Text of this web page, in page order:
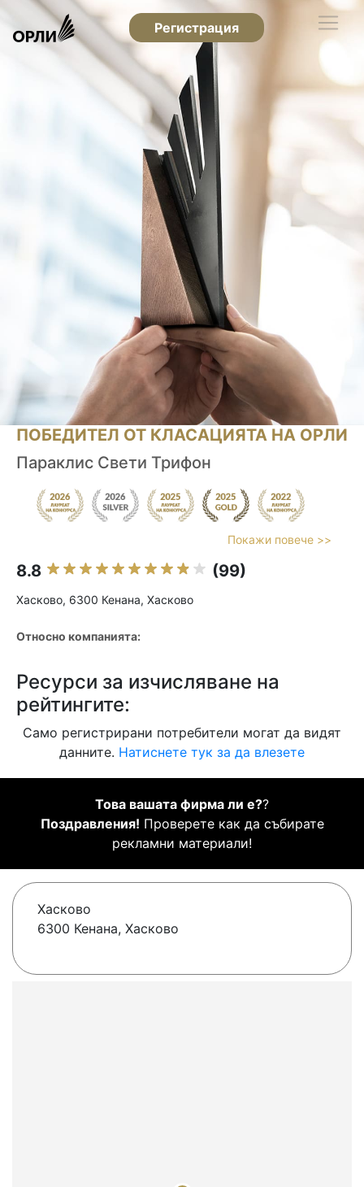
Регистрация
ПОБЕДИТЕЛ ОТ КЛАСАЦИЯТА НА ОРЛИ
Параклис Свети Трифон
Покажи повече >>
8.8 (99)
Хасково, 6300 Кенана, Хасково
Относно компанията:
Ресурси за изчисляване на
рейтингите:
Само регистрирани потребители могат да видят
данните. Натиснете тук за да влезете
Това вашата фирма ли е??
Поздравления! Проверете как да събирате
рекламни материали!
Хасково
6300 Кенана, Хасково